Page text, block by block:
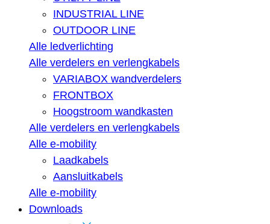
INDUSTRIAL LINE
OUTDOOR LINE
Alle ledverlichting
Alle verdelers en verlengkabels
VARIABOX wandverdelers
FRONTBOX
Hoogstroom wandkasten
Alle verdelers en verlengkabels
Alle e-mobility
Laadkabels
Aansluitkabels
Alle e-mobility
Downloads